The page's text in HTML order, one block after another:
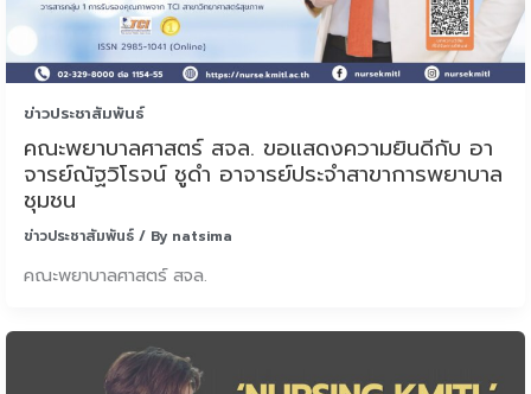
ข่าวประชาสัมพันธ์
คณะพยาบาลศาสตร์ สจล. ขอแสดงความยินดีกับ อา
จารย์ณัฐวิโรจน์ ชูดำ อาจารย์ประจำสาขาการพยาบาล
ชุมชน
ข่าวประชาสัมพันธ์ / By natsima
คณะพยาบาลศาสตร์ สจล.